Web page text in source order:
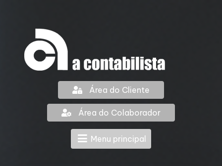
Área do Cliente
Área do Colaborador
Menu principal